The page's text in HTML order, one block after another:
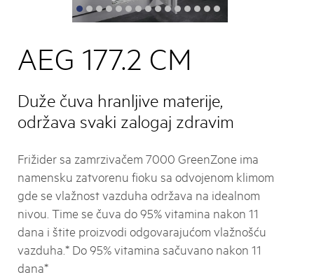
AEG 177.2 CM
Duže čuva hranljive materije,
održava svaki zalogaj zdravim
Frižider sa zamrzivačem 7000 GreenZone ima
namensku zatvorenu fioku sa odvojenom klimom
gde se vlažnost vazduha održava na idealnom
nivou. Time se čuva do 95% vitamina nakon 11
dana i štite proizvodi odgovarajućom vlažnošću
vazduha.* Do 95% vitamina sačuvano nakon 11
dana*